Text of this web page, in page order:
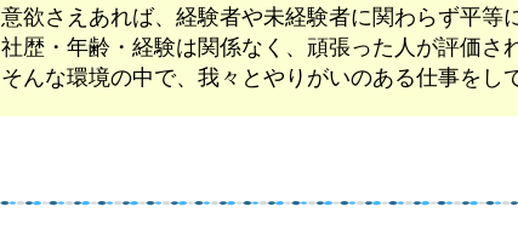
意欲さえあれば、経験者や未経験者に関わらず平等
社歴・年齢・経験は関係なく、頑張った人が評価さ
そんな環境の中で、我々とやりがいのある仕事をし